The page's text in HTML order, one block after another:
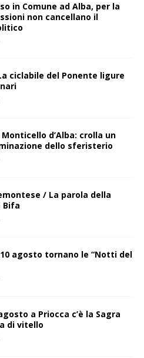
in Comune ad Alba, per la
non cancellano il
ciclabile del Ponente ligure
d’Alba: crolla un
dello sferisterio
/ La parola della
Bifa
agosto tornano le “Notti del
a Priocca c’è la Sagra
di vitello